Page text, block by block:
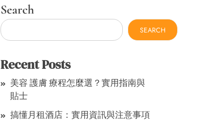
Search
SEARCH
Recent Posts
美容 護膚 療程怎麼選？實用指南與
貼士
搞懂月租酒店：實用資訊與注意事項